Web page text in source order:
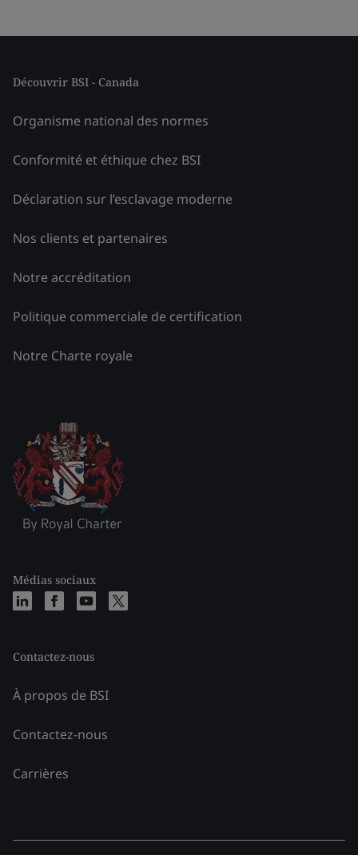
Découvrir BSI - Canada
Organisme national des normes
Conformité et éthique chez BSI
Déclaration sur l’esclavage moderne
Nos clients et partenaires
Notre accréditation
Politique commerciale de certification
Notre Charte royale
Médias sociaux
Contactez-nous
À propos de BSI
Contactez-nous
Carrières